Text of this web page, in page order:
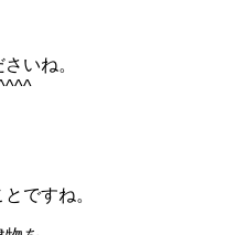
いね。
ですね。